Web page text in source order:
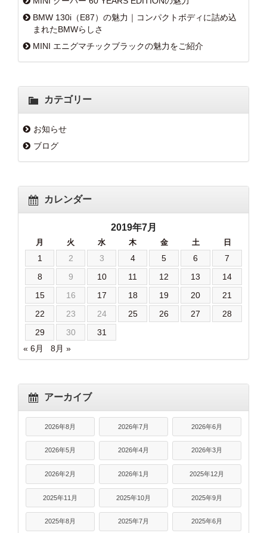
BMW 130i（E87）の魅力｜コンパクトボディに詰め込
まれたBMWらしさ
MINI エニグマチックブラックの魅力をご紹介
カテゴリー
お知らせ
ブログ
カレンダー
2019年7月
月 火 水 木 金 土 日
1 2 3 4 5 6
7
8
9 10 11 12 13
14
15
16 17 18 19 20
21
22
23 24 25 26 27
28
29
30
31
« 6月
8月 »
アーカイブ
2026年8月 2026年7月 2026年6月
2026年5月 2026年4月 2026年3月
2026年2月 2026年1月 2025年12月
2025年11月 2025年10月 2025年9月
2025年8月 2025年7月 2025年6月